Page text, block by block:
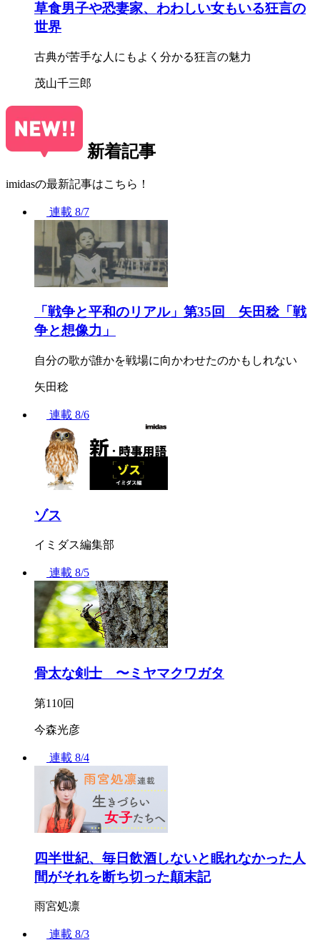
草食男子や恐妻家、わわしい女もいる狂言の
世界
古典が苦手な人にもよく分かる狂言の魅力
茂山千三郎
新着記事
imidasの最新記事はこちら！
連載 8/7
「戦争と平和のリアル」第35回 矢田稔「戦
争と想像力」
自分の歌が誰かを戦場に向かわせたのかもしれない
矢田稔
連載 8/6
ゾス
イミダス編集部
連載 8/5
骨太な剣士 〜ミヤマクワガタ
第110回
今森光彦
連載 8/4
四半世紀、毎日飲酒しないと眠れなかった人
間がそれを断ち切った顛末記
雨宮処凛
連載 8/3